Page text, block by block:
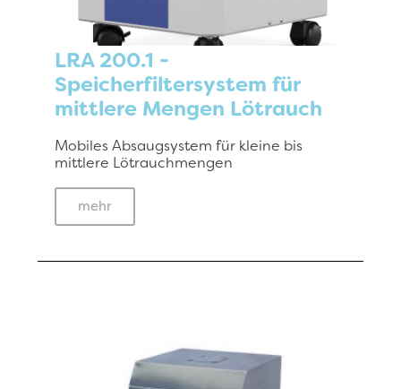
LRA 200.1 -
Speicherfiltersystem für
mittlere Mengen Lötrauch
Mobiles Absaugsystem für kleine bis
mittlere Lötrauchmengen
mehr